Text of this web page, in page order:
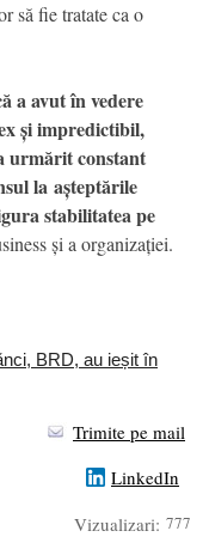
să fie tratate ca o
a avut în vedere
și impredictibil,
urmărit constant
la așteptările
stabilitatea pe
și a organizației.
BRD, au ieșit în
Trimite pe mail
LinkedIn
Vizualizari: 777